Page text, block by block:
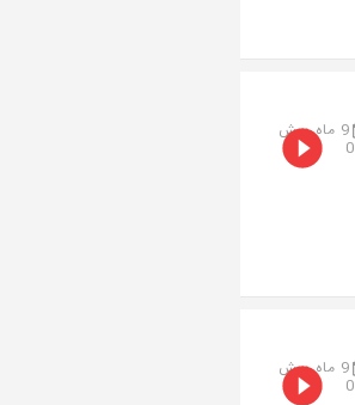
9 ماه پیش
9 ماه پیش